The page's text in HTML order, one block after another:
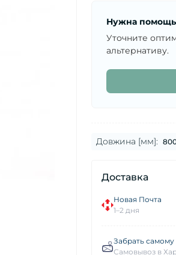
Нужна
Уточните
альтернативу.
Довжина [мм]:
Доставка
Новая Почта
1–2 дня
Забрать самому
Самовывоз в